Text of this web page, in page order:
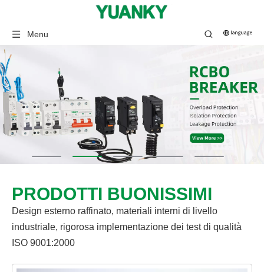
Menu
PRODOTTI BUONISSIMI
Design esterno raffinato, materiali interni di livello
industriale, rigorosa implementazione dei test di qualità
ISO 9001:2000